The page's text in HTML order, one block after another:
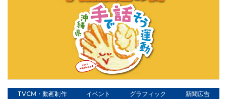
TVCM・動画制作 イベント グラフィック 新聞広告